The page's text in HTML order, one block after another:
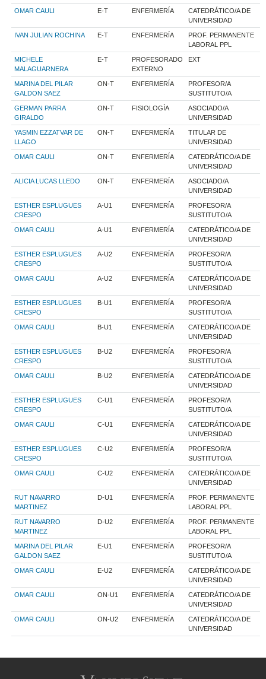
OMAR CAULI E-T ENFERMERÍA
CATEDRÁTICO/A DE
UNIVERSIDAD
IVAN JULIAN ROCHINA E-T ENFERMERÍA
PROF. PERMANENTE
LABORAL PPL
MICHELE
MALAGUARNERA
E-T
PROFESORADO
EXTERNO
EXT
MARINA DEL PILAR
GALDON SAEZ
ON-T ENFERMERÍA
PROFESOR/A
SUSTITUTO/A
GERMAN PARRA
GIRALDO
ON-T FISIOLOGÍA
ASOCIADO/A
UNIVERSIDAD
YASMIN EZZATVAR DE
LLAGO
ON-T ENFERMERÍA
TITULAR DE
UNIVERSIDAD
OMAR CAULI ON-T ENFERMERÍA
CATEDRÁTICO/A DE
UNIVERSIDAD
ALICIA LUCAS LLEDO ON-T ENFERMERÍA
ASOCIADO/A
UNIVERSIDAD
ESTHER ESPLUGUES
CRESPO
A-U1 ENFERMERÍA
PROFESOR/A
SUSTITUTO/A
OMAR CAULI A-U1 ENFERMERÍA
CATEDRÁTICO/A DE
UNIVERSIDAD
ESTHER ESPLUGUES
CRESPO
A-U2 ENFERMERÍA
PROFESOR/A
SUSTITUTO/A
OMAR CAULI A-U2 ENFERMERÍA
CATEDRÁTICO/A DE
UNIVERSIDAD
ESTHER ESPLUGUES
CRESPO
B-U1 ENFERMERÍA
PROFESOR/A
SUSTITUTO/A
OMAR CAULI B-U1 ENFERMERÍA
CATEDRÁTICO/A DE
UNIVERSIDAD
ESTHER ESPLUGUES
CRESPO
B-U2 ENFERMERÍA
PROFESOR/A
SUSTITUTO/A
OMAR CAULI B-U2 ENFERMERÍA
CATEDRÁTICO/A DE
UNIVERSIDAD
ESTHER ESPLUGUES
CRESPO
C-U1 ENFERMERÍA
PROFESOR/A
SUSTITUTO/A
OMAR CAULI C-U1 ENFERMERÍA
CATEDRÁTICO/A DE
UNIVERSIDAD
ESTHER ESPLUGUES
CRESPO
C-U2 ENFERMERÍA
PROFESOR/A
SUSTITUTO/A
OMAR CAULI C-U2 ENFERMERÍA
CATEDRÁTICO/A DE
UNIVERSIDAD
RUT NAVARRO
MARTINEZ
D-U1 ENFERMERÍA
PROF. PERMANENTE
LABORAL PPL
RUT NAVARRO
MARTINEZ
D-U2 ENFERMERÍA
PROF. PERMANENTE
LABORAL PPL
MARINA DEL PILAR
GALDON SAEZ
E-U1 ENFERMERÍA
PROFESOR/A
SUSTITUTO/A
OMAR CAULI E-U2 ENFERMERÍA
CATEDRÁTICO/A DE
UNIVERSIDAD
OMAR CAULI ON-U1 ENFERMERÍA
CATEDRÁTICO/A DE
UNIVERSIDAD
OMAR CAULI ON-U2 ENFERMERÍA
CATEDRÁTICO/A DE
UNIVERSIDAD